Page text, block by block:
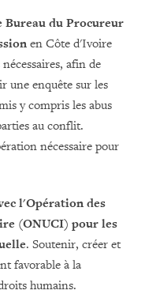
du Procureur
en Côte d'Ivoire
afin de
une enquête sur les
y compris les abus
au conflit.
nécessaire pour
l'Opération des
(ONUCI) pour les
. Soutenir, créer et
favorable à la
humains.